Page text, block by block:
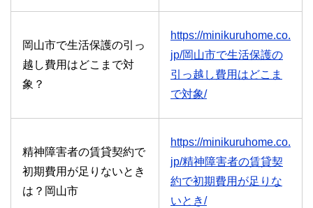
岡山市で生活保護の引っ
越し費用はどこまで対
象？
https://minikuruhome.co.
jp/岡山市で生活保護の
引っ越し費用はどこま
で対象/
精神障害者の賃貸契約で
初期費用が足りないとき
は？岡山市
https://minikuruhome.co.
jp/精神障害者の賃貸契
約で初期費用が足りな
いとき/